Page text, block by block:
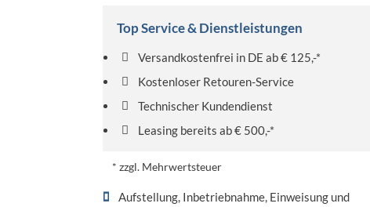
Top Service & Dienstleistungen
Versandkostenfrei in DE ab € 125,-*
Kostenloser Retouren-Service
Technischer Kundendienst
Leasing bereits ab € 500,-*
* zzgl. Mehrwertsteuer
Aufstellung, Inbetriebnahme, Einweisung und